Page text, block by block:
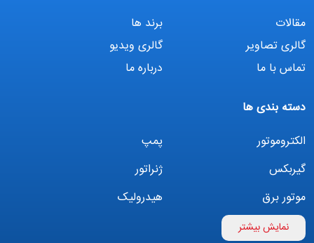
مقالات
برند ها
گالری تصاویر
گالری ویدیو
تماس با ما
درباره ما
دسته بندی ها
الکتروموتور
پمپ
گیربکس
ژنراتور
موتور برق
هیدرولیک
اینورترنمایش بیشتر